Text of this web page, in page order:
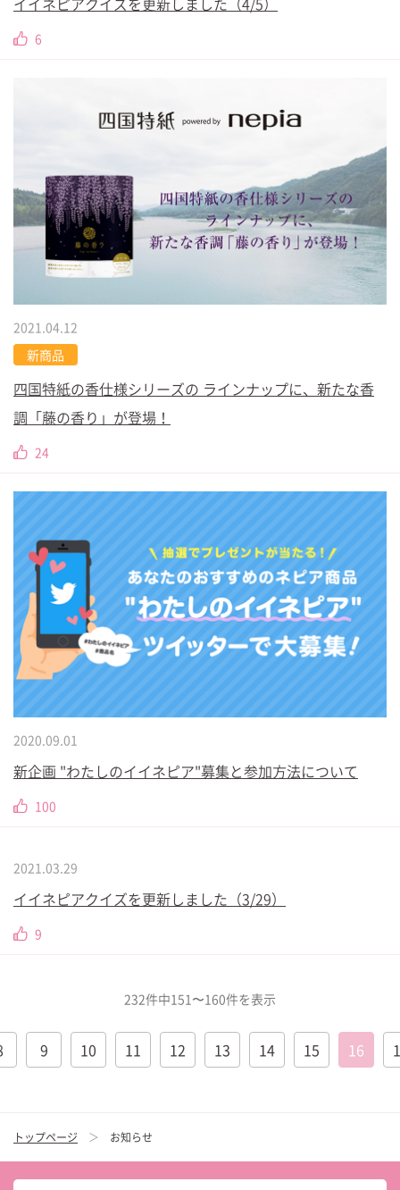
トップページ お知らせ
6
2021.04.12
新商品
四国特紙の香仕様シリーズの ラインナップに、新たな香
調「藤の香り」が登場！
24
2020.09.01
新企画 "わたしのイイネピア"募集と参加方法について
100
2021.03.29
イイネピアクイズを更新しました（3/29）
9
232件中151〜160件を表示
9 10 11 12 13 14 15 16